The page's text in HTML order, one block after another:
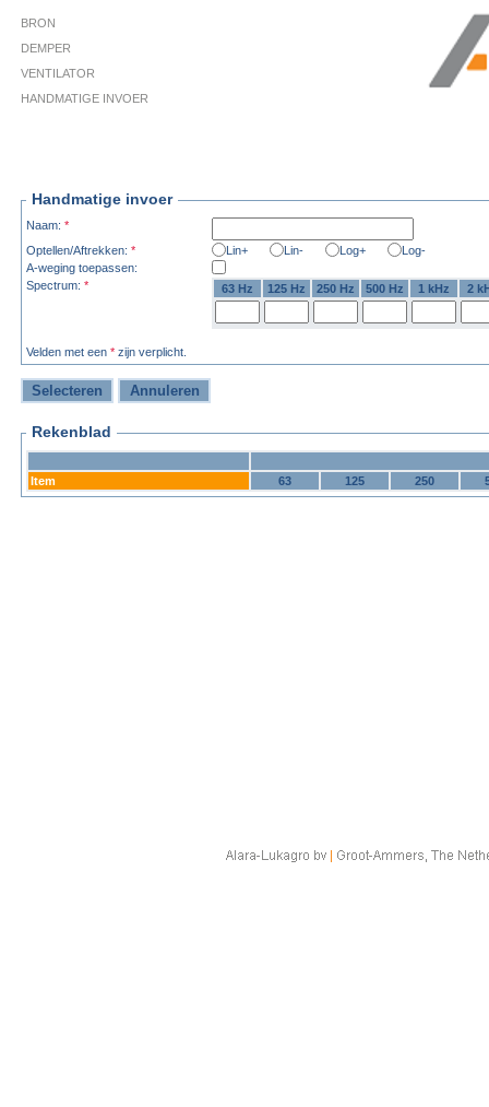
BRON
DEMPER
VENTILATOR
HANDMATIGE INVOER
Handmatige invoer
Naam: *
Optellen/Aftrekken: * Lin+ Lin- Log+
Log-
A-weging toepassen:
Spectrum: * 63 Hz 125 Hz 250 Hz 500 Hz 1 kHz 2
Velden met een * zijn verplicht.
Rekenblad
Item 63 125 250